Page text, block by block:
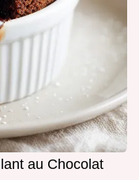
au Chocolat